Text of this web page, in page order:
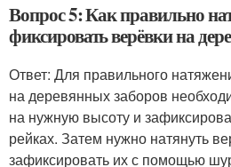
Вопрос 5: Как правильно
фиксировать верёвки на
Ответ: Для правильного
на деревянных заборов
на нужную высоту и
рейках. Затем нужно натянуть
зафиксировать их с помощью